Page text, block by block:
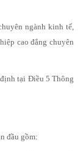
ngành kinh tế,
cao đẳng chuyên
tại Điều 5 Thông
đầu gồm: